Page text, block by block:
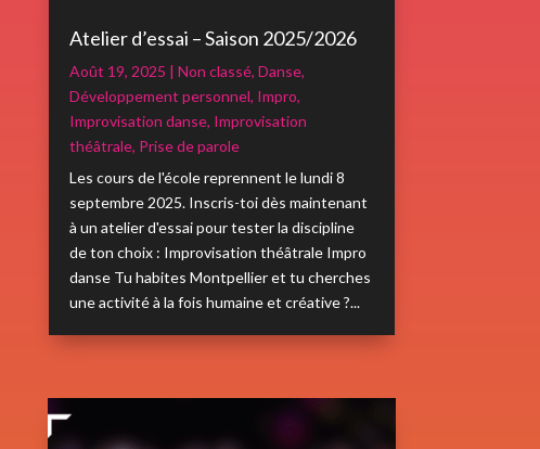
Atelier d’essai – Saison 2025/2026
Août 19, 2025 | Non classé, Danse,
Développement personnel, Impro,
Improvisation danse, Improvisation
théâtrale, Prise de parole
Les cours de l'école reprennent le lundi 8
septembre 2025. Inscris-toi dès maintenant
à un atelier d'essai pour tester la discipline
de ton choix : Improvisation théâtrale Impro
danse Tu habites Montpellier et tu cherches
une activité à la fois humaine et créative ?...